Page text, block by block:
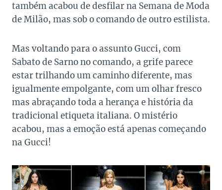
também acabou de desfilar na Semana de Moda
de Milão, mas sob o comando de outro estilista.
Mas voltando para o assunto Gucci, com
Sabato de Sarno no comando, a grife parece
estar trilhando um caminho diferente, mas
igualmente empolgante, com um olhar fresco
mas abraçando toda a herança e história da
tradicional etiqueta italiana. O mistério
acabou, mas a emoção está apenas começando
na Gucci!